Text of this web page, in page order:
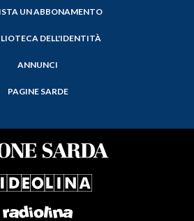
UN ABBONAMENTO
DELL'IDENTITÀ
ANNUNCI
PAGINE SARDE